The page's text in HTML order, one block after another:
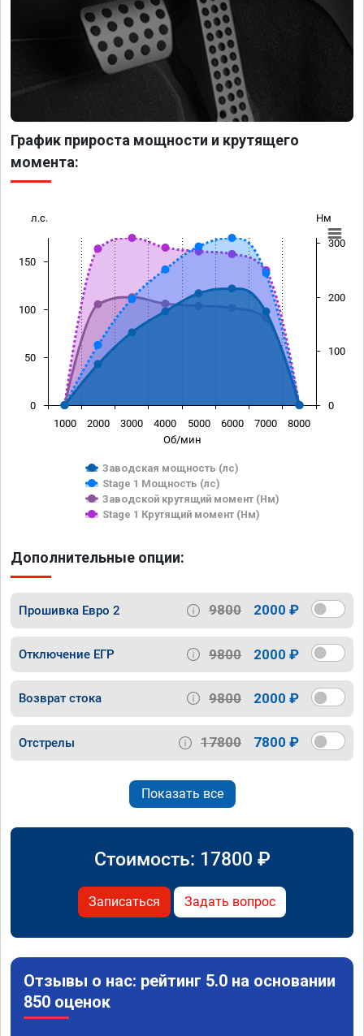
График прироста мощности и крутящего
момента:
Об/мин
л.с. Нм
Заводская мощность (лс)
Stage 1 Мощность (лс)
Заводской крутящий момент (Нм)
Stage 1 Крутящий момент (Нм)
1000 2000 3000 4000 5000 6000 7000 8000
0
50
100
150
0
100
200
300
Дополнительные опции:
Прошивка Евро 2 9800 2000 ₽
Отключение ЕГР 9800 2000 ₽
Возврат стока 9800 2000 ₽
Отстрелы 17800 7800 ₽
Показать все
Стоимость: 17800 ₽
Записаться Задать вопрос
Отзывы о нас: рейтинг 5.0 на основании
850 оценок